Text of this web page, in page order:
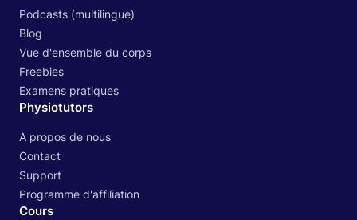
Podcasts (multilingue)
Blog
Vue d'ensemble du corps
Freebies
Examens pratiques
Physiotutors
A propos de nous
Contact
Support
Programme d'affiliation
Cours